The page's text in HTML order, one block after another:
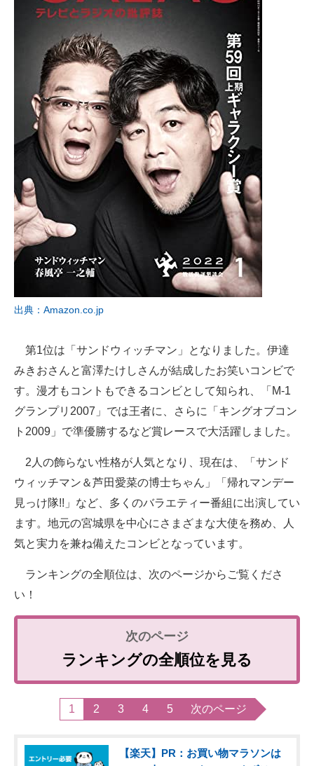
出典：Amazon.co.jp
第1位は「サンドウィッチマン」となりました。伊達
みきおさんと富澤たけしさんが結成したお笑いコンビで
す。漫才もコントもできるコンビとして知られ、「M-1
グランプリ2007」では王者に、さらに「キングオブコン
ト2009」で準優勝するなど賞レースで大活躍しました。
2人の飾らない性格が人気となり、現在は、「サンド
ウィッチマン＆芦田愛菜の博士ちゃん」「帰れマンデー
見っけ隊!!」など、多くのバラエティー番組に出演してい
ます。地元の宮城県を中心にさまざまな大使を務め、人
気と実力を兼ね備えたコンビとなっています。
ランキングの全順位は、次のページからご覧くださ
い！
ランキングの全順位を見る
1 2 3 4 5 次のページ
【楽天】PR：お買い物マラソンは